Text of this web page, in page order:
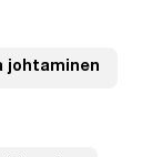
johtaminen